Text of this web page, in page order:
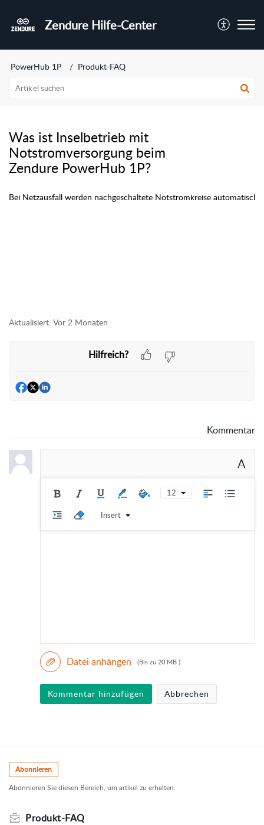
Zendure Hilfe-Center
PowerHub 1P Produkt-FAQ
Was ist Inselbetrieb mit
Notstromversorgung beim
Zendure PowerHub 1P?
Bei Netzausfall werden nachgeschaltete Notstromkreise
Aktualisiert: Vor 2 Monaten
Hilfreich?
Kommentar
A
12
Insert
Datei anhängen (Bis zu 20 MB )
Kommentar hinzufügen Abbrechen
Abonnieren
Abonnieren Sie diesen Bereich, um artikel zu erhalten.
Produkt-FAQ